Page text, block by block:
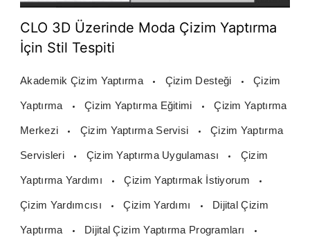
CLO 3D Üzerinde Moda Çizim Yaptırma
İçin Stil Tespiti
Akademik Çizim Yaptırma Çizim Desteği Çizim
Yaptırma Çizim Yaptırma Eğitimi Çizim Yaptırma
Merkezi Çizim Yaptırma Servisi Çizim Yaptırma
Servisleri Çizim Yaptırma Uygulaması Çizim
Yaptırma Yardımı Çizim Yaptırmak İstiyorum
Çizim Yardımcısı Çizim Yardımı Dijital Çizim
Yaptırma Dijital Çizim Yaptırma Programları